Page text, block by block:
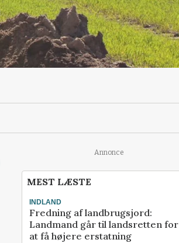
Annonce
MEST LÆSTE
INDLAND
Fredning af landbrugsjord:
Landmand går til landsretten for
at få højere erstatning